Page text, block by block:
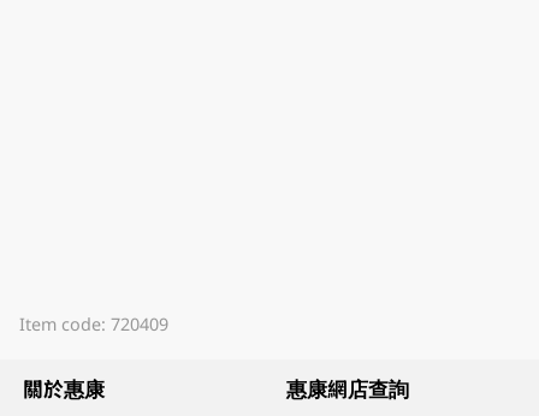
Item code: 720409
關於惠康 惠康網店查詢